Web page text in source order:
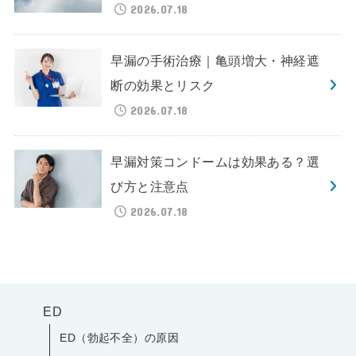
2026.07.18
早漏の手術治療｜亀頭増大・神経遮
断の効果とリスク
2026.07.18
早漏対策コンドームは効果ある？選
び方と注意点
2026.07.18
ED
ED（勃起不全）の原因